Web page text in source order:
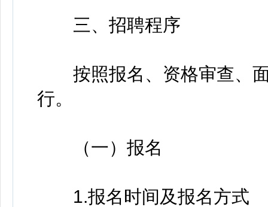
三、招聘程序
按照报名、资格审查、面
行。
（一）报名
1.报名时间及报名方式